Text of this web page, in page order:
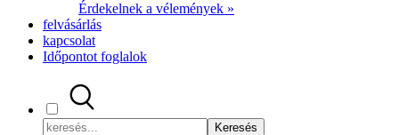
Érdekelnek a vélemények »
felvásárlás
kapcsolat
Időpontot foglalok
Keresés